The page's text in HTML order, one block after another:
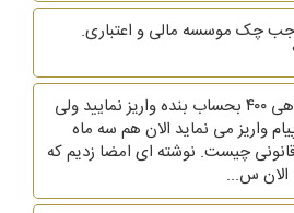
چک موسسه مالی و اعتباری.
سفته دارم ، قرار شد ماهی ۴۰۰ بحساب بنده واریز نمایید ولی
واریز می نماید الان هم سه ماه
قانونی چیست. نوشته ای امضا زدیم که
الان س...